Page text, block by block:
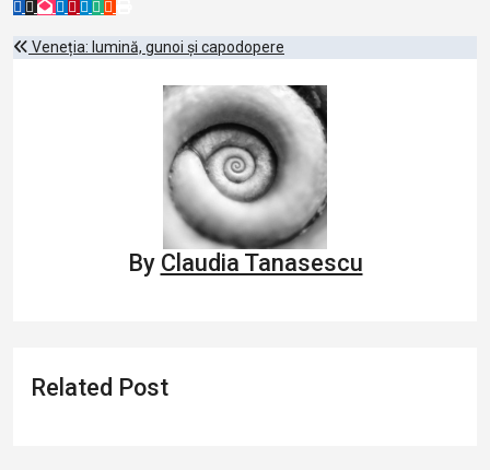
Post
Veneția: lumină, gunoi și capodopere
By Claudia Tanasescu
Related Post